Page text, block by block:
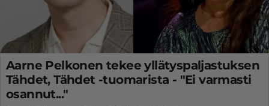
Aarne Pelkonen tekee yllätyspaljastuksen
Tähdet, Tähdet -tuomarista - "Ei varmasti
osannut..."